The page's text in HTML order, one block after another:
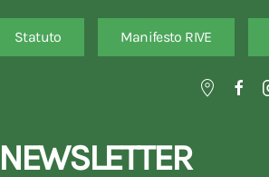
Statuto Manifesto RIVE
NEWSLETTER